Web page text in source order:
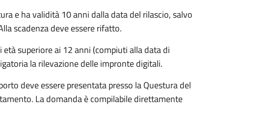
e ha validità 10 anni dalla data del rilascio, salvo
scadenza deve essere rifatto.
superiore ai 12 anni (compiuti alla data di
la rilevazione delle impronte digitali.
deve essere presentata presso la Questura del
La domanda è compilabile direttamente